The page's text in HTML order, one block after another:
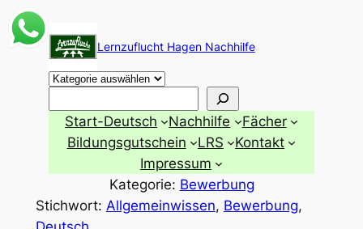
Zum
Inhalt
springen
Lernzuflucht Hagen Nachhilfe
Start-Deutsch Nachhilfe
Fächer
Bildungsgutschein
LRS
Kontakt
Impressum
Kategorie: Bewerbung
Stichwort: Allgemeinwissen, Bewerbung